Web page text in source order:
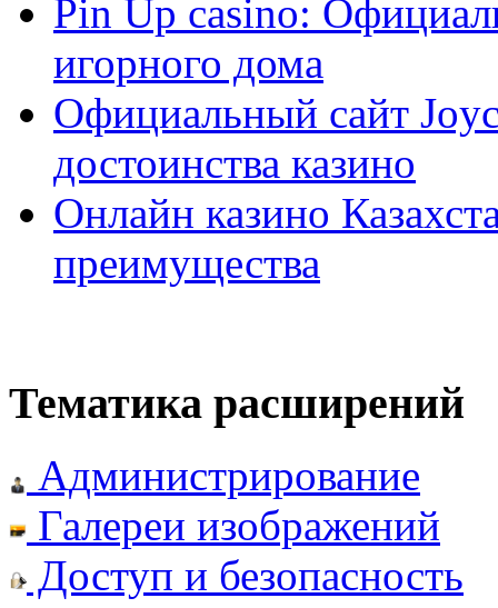
Pin Up casino:
игорного дома
Официальный сайт
достоинства казино
Онлайн казино
преимущества
Тематика расширений
Администрирование
Галереи изображений
Доступ и безопасность